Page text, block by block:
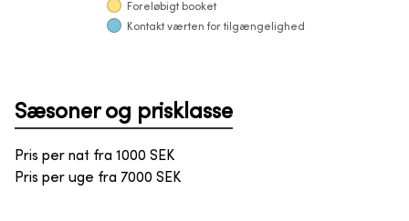
Foreløbigt booket
Kontakt værten for tilgængelighed
Sæsoner og prisklasse
Pris per nat fra 1000 SEK
Pris per uge fra 7000 SEK